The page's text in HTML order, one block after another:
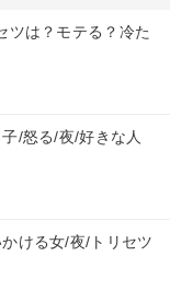
ツは？モテる？冷た
/怒る/夜/好きな人
ける女/夜/トリセツ